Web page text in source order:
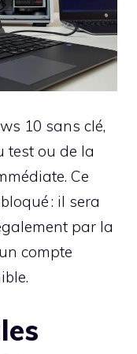
10 sans clé,
test ou de la
Ce
: il sera
par la
compte